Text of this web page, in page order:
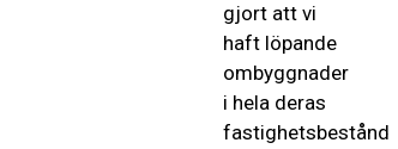
gjort att vi
haft löpande
ombyggnader
i hela deras
fastighetsbestånd